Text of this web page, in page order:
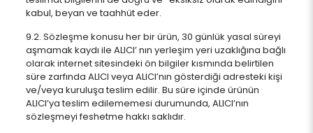
kabul, beyan ve taahhüt eder.
9.2. Sözleşme konusu her bir ürün, 30 günlük yasal süreyi
aşmamak kaydı ile ALICI’ nın yerleşim yeri uzaklığına bağlı
olarak internet sitesindeki ön bilgiler kısmında belirtilen
süre zarfında ALICI veya ALICI’nın gösterdiği adresteki kişi
ve/veya kuruluşa teslim edilir. Bu süre içinde ürünün
ALICI’ya teslim edilememesi durumunda, ALICI’nın
sözleşmeyi feshetme hakkı saklıdır.